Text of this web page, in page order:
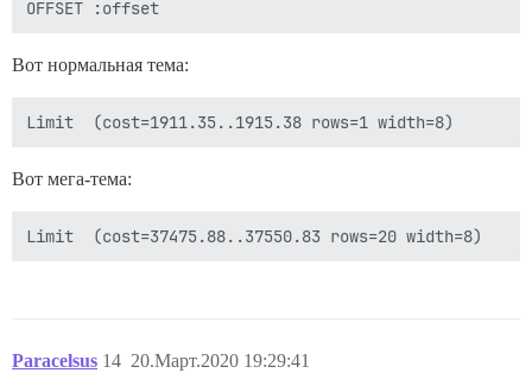
Вот нормальная тема:
Вот мега-тема:
Paracelsus 20.Март.2020 19:29:41
14